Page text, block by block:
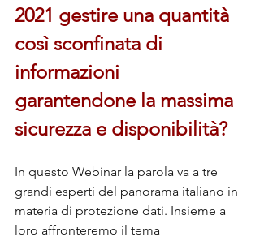
2021 gestire una quantità
così sconfinata di
informazioni
garantendone la massima
sicurezza e disponibilità?
In questo Webinar la parola va a tre
grandi esperti del panorama italiano in
materia di protezione dati. Insieme a
loro affronteremo il tema